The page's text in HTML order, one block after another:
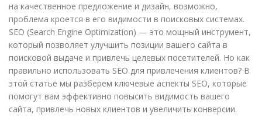
на качественное предложение и дизайн, возможно,
проблема кроется в его видимости в поисковых системах.
SEO (Search Engine Optimization) — это мощный инструмент,
который позволяет улучшить позиции вашего сайта в
поисковой выдаче и привлечь целевых посетителей. Но как
правильно использовать SEO для привлечения клиентов? В
этой статье мы разберем ключевые аспекты SEO, которые
помогут вам эффективно повысить видимость вашего
сайта, привлечь новых клиентов и увеличить конверсии.